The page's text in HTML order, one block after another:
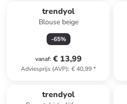
trendyol
Blouse beige
-65%
vanaf: € 13,99
Adviesprijs (AVP): € 40,99*
trendyol